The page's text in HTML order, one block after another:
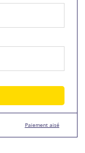
Paiement aisé